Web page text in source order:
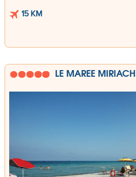
15 KM
LE MAREE